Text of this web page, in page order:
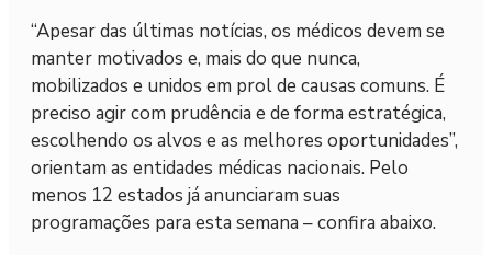
“Apesar das últimas notícias, os médicos devem se
manter motivados e, mais do que nunca,
mobilizados e unidos em prol de causas comuns. É
preciso agir com prudência e de forma estratégica,
escolhendo os alvos e as melhores oportunidades”,
orientam as entidades médicas nacionais. Pelo
menos 12 estados já anunciaram suas
programações para esta semana – confira abaixo.